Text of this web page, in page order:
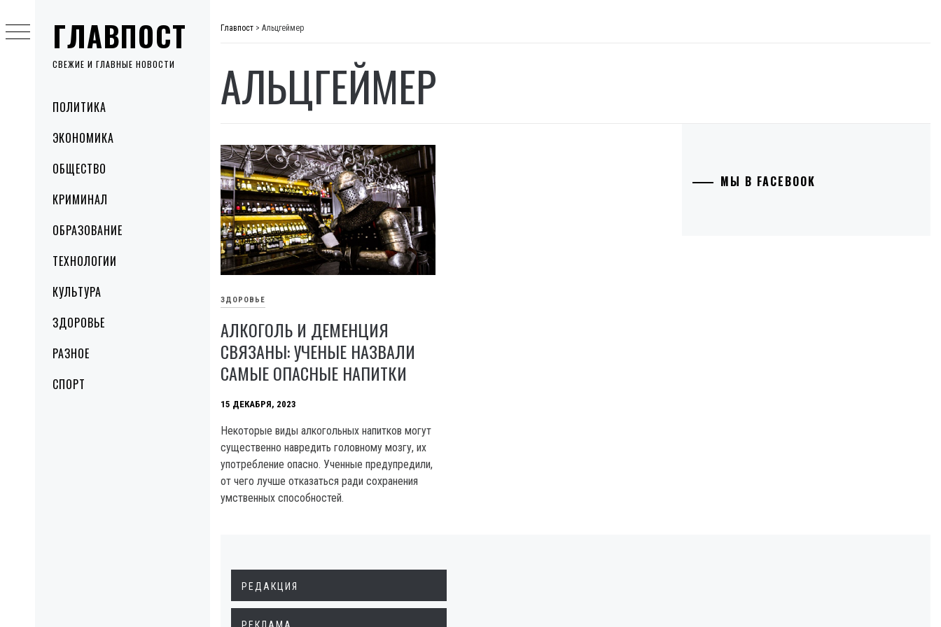
ГЛАВПОСТ
СВЕЖИЕ И ГЛАВНЫЕ НОВОСТИ
MenuПОЛИТИКА
ЭКОНОМИКА
ОБЩЕСТВО
КРИМИНАЛ
ОБРАЗОВАНИЕ
ТЕХНОЛОГИИ
КУЛЬТУРА
ЗДОРОВЬЕ
РАЗНОЕ
СПОРТ
to
content
Главпост > Альцгеймер
АЛЬЦГЕЙМЕР
ЗДОРОВЬЕ
АЛКОГОЛЬ И ДЕМЕНЦИЯ
СВЯЗАНЫ: УЧЕНЫЕ НАЗВАЛИ
САМЫЕ ОПАСНЫЕ НАПИТКИ
15 ДЕКАБРЯ, 2023
Некоторые виды алкогольных напитков могут
существенно навредить головному мозгу, их
употребление опасно. Ученные предупредили,
от чего лучше отказаться ради сохранения
умственных способностей.
МЫ В FACEBOOK
РЕДАКЦИЯ
РЕКЛАМА